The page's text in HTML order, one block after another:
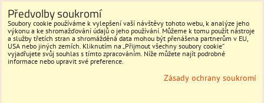
Předvolby soukromí
Soubory cookie používáme k vylepšení vaší návštěvy tohoto webu, k analýze jeho
výkonu a ke shromažďování údajů o jeho používání. Můžeme k tomu použít nástroje
a služby třetích stran a shromážděná data mohou být přenášena partnerům v EU,
USA nebo jiných zemích. Kliknutím na „Přijmout všechny soubory cookie“
vyjadřujete svůj souhlas s tímto zpracováním. Níže můžete najít podrobné
informace nebo upravit své preference.
Zásady ochrany soukromí